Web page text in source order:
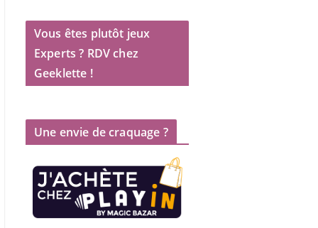
Vous êtes plutôt jeux
Experts ? RDV chez
Geeklette !
Une envie de craquage ?